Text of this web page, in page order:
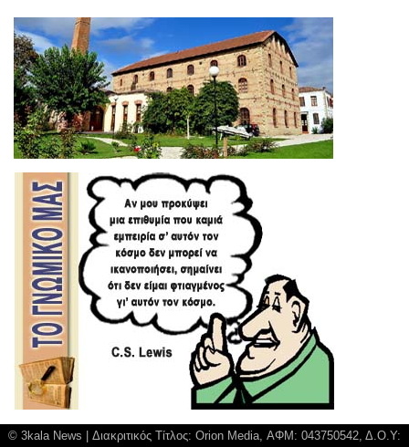
© 3kala News | Διακριτικός Τίτλος: Orion Media, ΑΦΜ: 043750542, Δ.Ο.Υ: